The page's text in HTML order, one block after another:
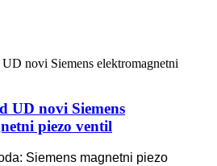
UD novi Siemens
piezo ventil
Siemens magnetni piezo